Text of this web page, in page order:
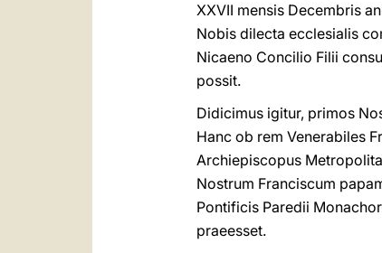
XXVII mensis Decembris
Nobis dilecta ecclesialis
Nicaeno Concilio Filii
possit.
Didicimus igitur, primos
Hanc ob rem Venerabiles
Archiepiscopus
Nostrum Franciscum
Pontificis Paredii
praeesset.